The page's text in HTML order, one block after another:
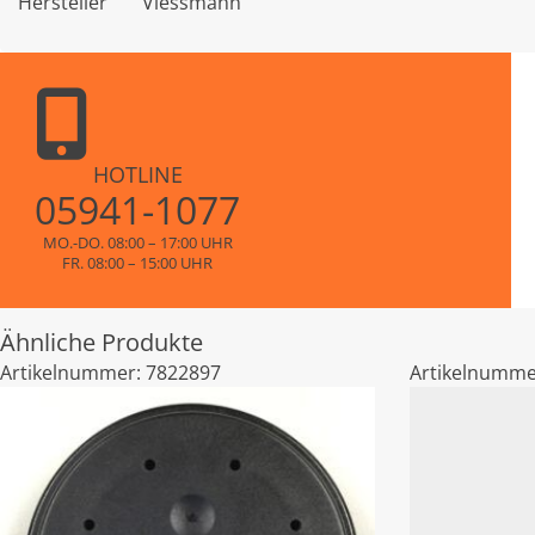
HOTLINE
05941-1077
MO.-DO. 08:00 – 17:00 UHR
FR. 08:00 – 15:00 UHR
Ähnliche Produkte
Artikelnummer: 7822897